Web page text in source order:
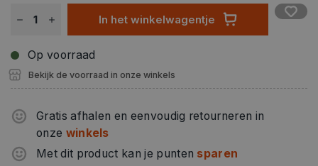
In het winkelwagentje
Op voorraad
Bekijk de voorraad in onze winkels
Gratis afhalen en eenvoudig retourneren in
onze winkels
Met dit product kan je punten sparen